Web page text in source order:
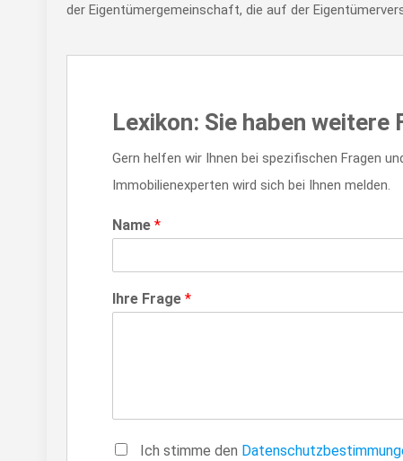
der Eigentümergemeinschaft, die auf der
Lexikon: Sie haben weitere
Gern helfen wir Ihnen bei spezifischen Fragen
Immobilienexperten wird sich bei Ihnen melden.
Name*
Ihre Frage*
Ich stimme den